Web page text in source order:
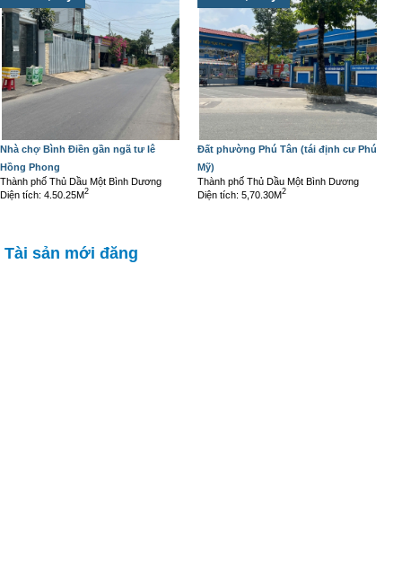
Nhà chợ Bình Điền gần ngã tư lê
Hồng Phong
Thành phố Thủ Dầu Một Bình Dương
Diện tích: 4.50.25M2
Đất phường Phú Tân (tái định cư Phú
Mỹ)
Thành phố Thủ Dầu Một Bình Dương
Diện tích: 5,70.30M2
Tài sản mới đăng